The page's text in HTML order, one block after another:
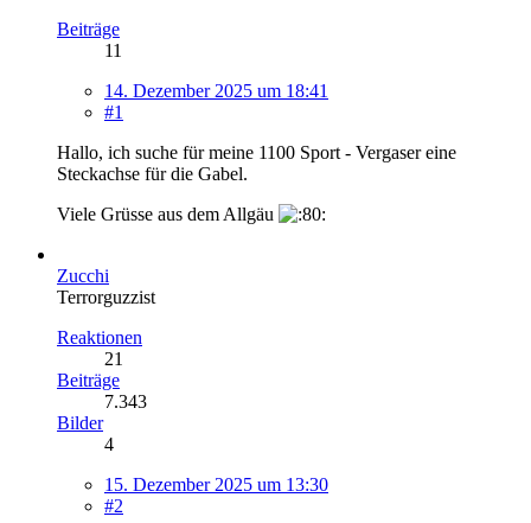
Beiträge
11
14. Dezember 2025 um 18:41
#1
Hallo, ich suche für meine 1100 Sport - Vergaser eine
Steckachse für die Gabel.
Viele Grüsse aus dem Allgäu
Zucchi
Terrorguzzist
Reaktionen
21
Beiträge
7.343
Bilder
4
15. Dezember 2025 um 13:30
#2